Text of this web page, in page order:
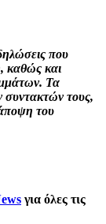
που
καθώς και
Τα
τους,
του
για όλες τις